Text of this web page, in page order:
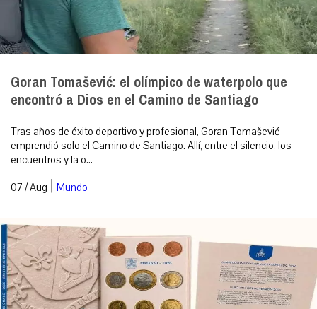
Goran Tomašević: el olímpico de waterpolo que
encontró a Dios en el Camino de Santiago
Tras años de éxito deportivo y profesional, Goran Tomašević
emprendió solo el Camino de Santiago. Allí, entre el silencio, los
encuentros y la o...
07 / Aug | Mundo